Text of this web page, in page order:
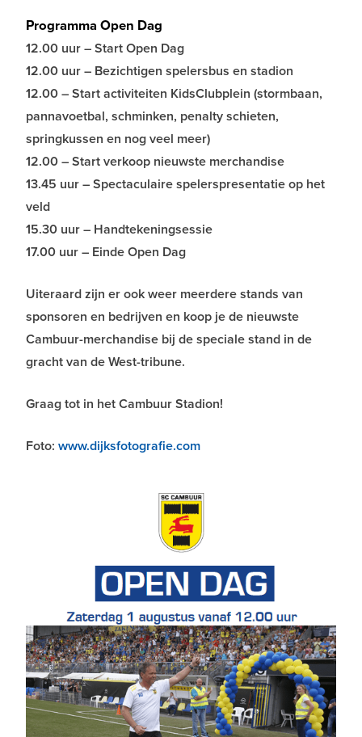
Programma Open Dag
12.00 uur – Start Open Dag
12.00 uur – Bezichtigen spelersbus en stadion
12.00 – Start activiteiten KidsClubplein (stormbaan,
pannavoetbal, schminken, penalty schieten,
springkussen en nog veel meer)
12.00 – Start verkoop nieuwste merchandise
13.45 uur – Spectaculaire spelerspresentatie op het
veld
15.30 uur – Handtekeningsessie
17.00 uur – Einde Open Dag
Uiteraard zijn er ook weer meerdere stands van
sponsoren en bedrijven en koop je de nieuwste
Cambuur-merchandise bij de speciale stand in de
gracht van de West-tribune.
Graag tot in het Cambuur Stadion!
Foto: www.dijksfotografie.com